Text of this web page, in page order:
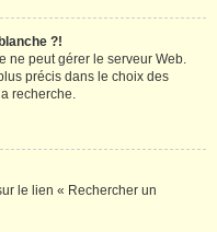
?!
ne peut gérer le serveur Web.
précis dans le choix des
recherche.
le lien « Rechercher un